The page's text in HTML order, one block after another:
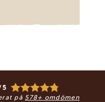
på 578+ omdömen